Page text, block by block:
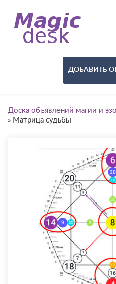
ДОБАВИТЬ
Доска объявлений магии и
» Матрица судьбы